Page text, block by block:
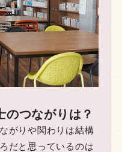
のつながりは？
がりや関わりは結構
だと思っているのは